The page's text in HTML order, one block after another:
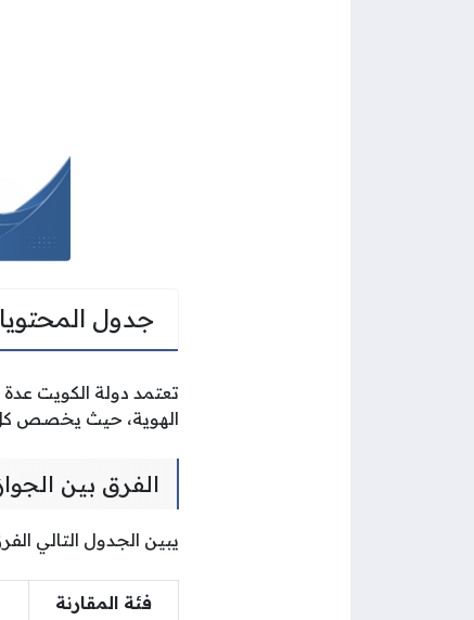
جدول
تعتمد دولة الكويت عدة
الهوية، حيث يخصص
الفرق بين
يبين الجدول التالي
فئة المقارنة